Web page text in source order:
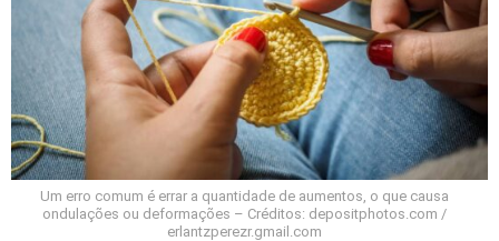
Um erro comum é errar a quantidade de aumentos, o que causa
ondulações ou deformações – Créditos: depositphotos.com /
erlantzperezr.gmail.com